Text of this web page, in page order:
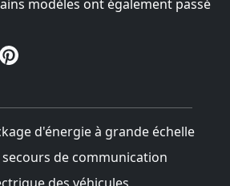
modèles ont également passé
d'énergie à grande échelle
de communication